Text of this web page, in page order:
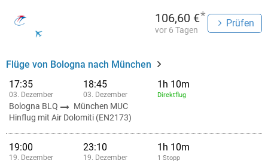
106,60 €*
vor 6 Tagen
Prüfen
Flüge von Bologna nach München
17:35
03. Dezember
18:45
03. Dezember
1h 10m
Direktflug
Bologna BLQ
München MUC
Hinflug mit Air Dolomiti (EN2173)
19:00
19. Dezember
23:10
19. Dezember
1h 10m
1 Stopp